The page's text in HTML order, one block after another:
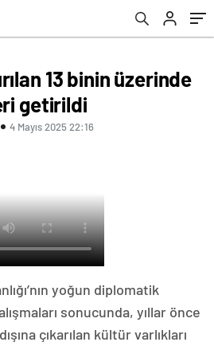
13 binin üzerinde
getirildi
4 Mayıs 2025 22:16
yoğun diplomatik
sonucunda, yıllar önce
çıkarılan kültür varlıkları